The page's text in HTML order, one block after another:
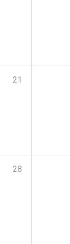
21
28